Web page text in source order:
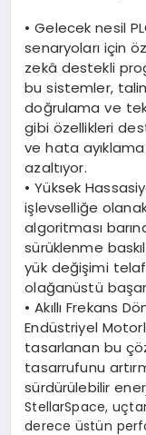
•Gelecek nesil
senaryoları için
zekâ destekli
bu sistemler,
doğrulama ve
gibi özellikleri
ve hata
azaltıyor.
•Yüksek
işlevselliğe
algoritması
sürüklenme
yük değişimi
olağanüstü
•Akıllı Frekans
Endüstriyel
tasarlanan bu
tasarrufunu
sürdürülebilir
StellarSpace,
derece üstün